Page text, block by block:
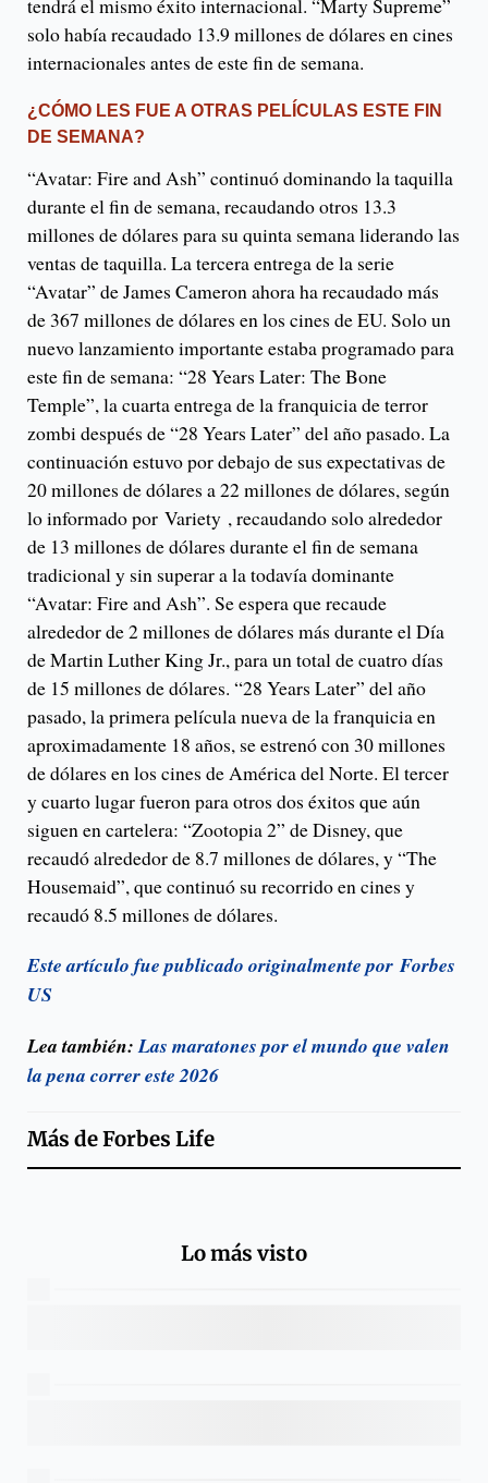
tendrá el mismo éxito internacional. “Marty Supreme”
solo había recaudado 13.9 millones de dólares en cines
internacionales antes de este fin de semana.
¿CÓMO LES FUE A OTRAS PELÍCULAS ESTE FIN
DE SEMANA?
“Avatar: Fire and Ash” continuó dominando la taquilla
durante el fin de semana, recaudando otros 13.3
millones de dólares para su quinta semana liderando las
ventas de taquilla. La tercera entrega de la serie
“Avatar” de James Cameron ahora ha recaudado más
de 367 millones de dólares en los cines de EU. Solo un
nuevo lanzamiento importante estaba programado para
este fin de semana: “28 Years Later: The Bone
Temple”, la cuarta entrega de la franquicia de terror
zombi después de “28 Years Later” del año pasado. La
continuación estuvo por debajo de sus expectativas de
20 millones de dólares a 22 millones de dólares, según
lo informado por Variety , recaudando solo alrededor
de 13 millones de dólares durante el fin de semana
tradicional y sin superar a la todavía dominante
“Avatar: Fire and Ash”. Se espera que recaude
alrededor de 2 millones de dólares más durante el Día
de Martin Luther King Jr., para un total de cuatro días
de 15 millones de dólares. “28 Years Later” del año
pasado, la primera película nueva de la franquicia en
aproximadamente 18 años, se estrenó con 30 millones
de dólares en los cines de América del Norte. El tercer
y cuarto lugar fueron para otros dos éxitos que aún
siguen en cartelera: “Zootopia 2” de Disney, que
recaudó alrededor de 8.7 millones de dólares, y “The
Housemaid”, que continuó su recorrido en cines y
recaudó 8.5 millones de dólares.
Este artículo fue publicado originalmente por Forbes
US
Lea también:Las maratones por el mundo que valen
la pena correr este 2026
Más deForbes Life
Lo más visto